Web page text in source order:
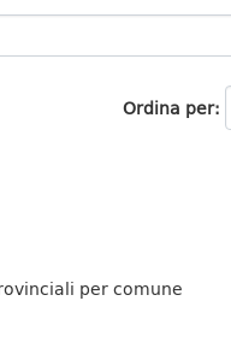
Ordina per
per comune